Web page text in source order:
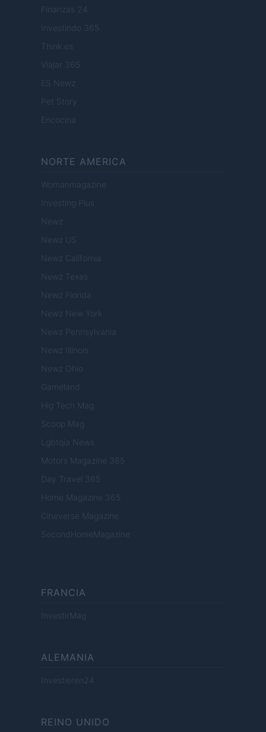
Finanzas 24
Investindo 365
Think.es
Viajar 365
ES Newz
Pet Story
Encocina
NORTE AMERICA
Womanmagazine
Investing Plus
Newz
Newz US
Newz California
Newz Texas
Newz Florida
Newz New York
Newz Pennsylvania
Newz Illinois
Newz Ohio
Gameland
Hig Tech Mag
Scoop Mag
Lgbtqia News
Motors Magazine 365
Day Travel 365
Home Magazine 365
Cineverse Magazine
SecondHomeMagazine
FRANCIA
InvestirMag
ALEMANIA
Investieren24
REINO UNIDO